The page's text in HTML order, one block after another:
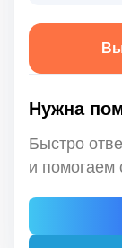
Нужна
Быстро
и помогаем